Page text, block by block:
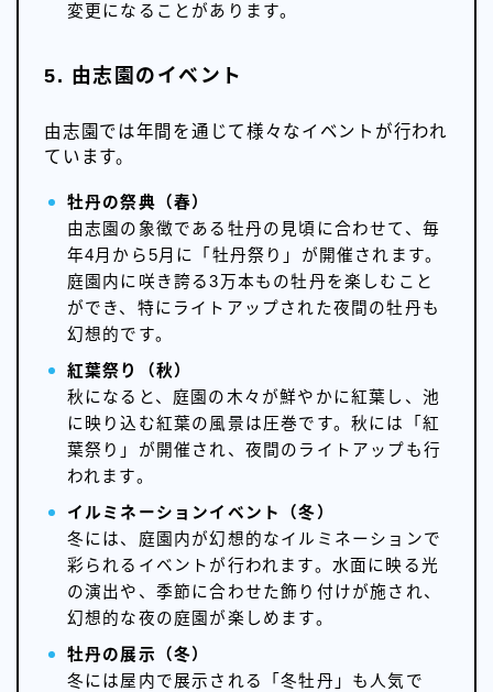
変更になることがあります。
5. 由志園のイベント
由志園では年間を通じて様々なイベントが行われ
ています。
牡丹の祭典（春）
由志園の象徴である牡丹の見頃に合わせて、毎
年4月から5月に「牡丹祭り」が開催されます。
庭園内に咲き誇る3万本もの牡丹を楽しむこと
ができ、特にライトアップされた夜間の牡丹も
幻想的です。
紅葉祭り（秋）
秋になると、庭園の木々が鮮やかに紅葉し、池
に映り込む紅葉の風景は圧巻です。秋には「紅
葉祭り」が開催され、夜間のライトアップも行
われます。
イルミネーションイベント（冬）
冬には、庭園内が幻想的なイルミネーションで
彩られるイベントが行われます。水面に映る光
の演出や、季節に合わせた飾り付けが施され、
幻想的な夜の庭園が楽しめます。
牡丹の展示（冬）
冬には屋内で展示される「冬牡丹」も人気で